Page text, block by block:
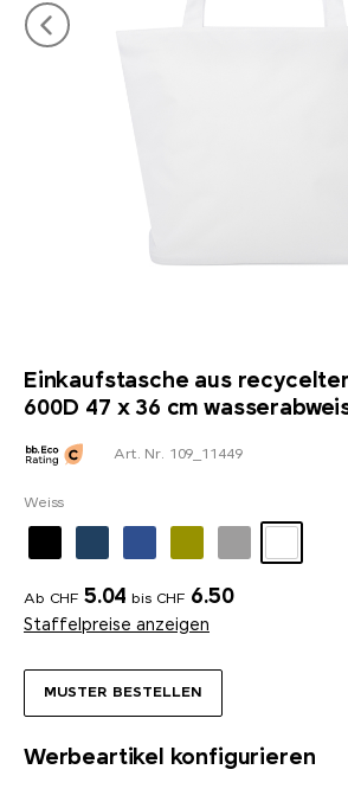
Einkaufstasche aus
600D 47 x 36 cm
MUSTER BESTELLEN
Art. Nr. 109_11449
Weiss
Ab CHF5.04 bis CHF 6.50
Staffelpreise anzeigen
Werbeartikel konfigurieren